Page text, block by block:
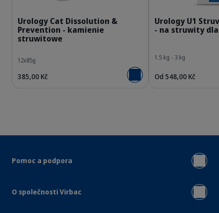
363009_Packshot_HPM-Wet-U_cat-
Urology Cat Dissolution &
Prevention - kamienie
struwitowe
12x85g
385,00 Kč Přidat do košíku
Urology U1
- na struwity
1.5 kg - 3 kg
Od 548,00 Kč
Pomoc a podpora
O společnosti Virbac